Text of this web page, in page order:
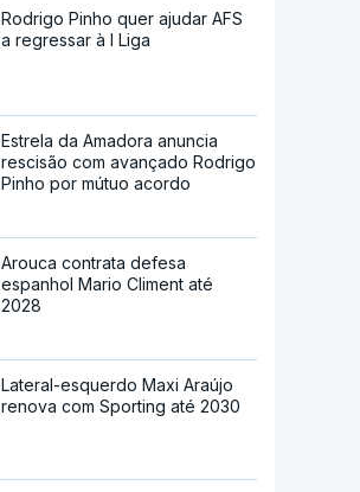
Rodrigo Pinho quer ajudar AFS
a regressar à I Liga
Estrela da Amadora anuncia
rescisão com avançado Rodrigo
Pinho por mútuo acordo
Arouca contrata defesa
espanhol Mario Climent até
2028
Lateral-esquerdo Maxi Araújo
renova com Sporting até 2030